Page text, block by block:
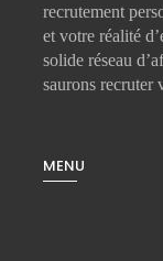
recrutement
et votre réalité
solide réseau
saurons recruter
MENU